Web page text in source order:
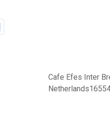
Cafe Efes Inter